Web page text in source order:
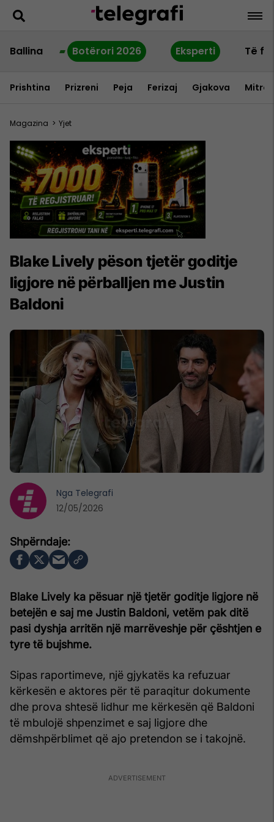
Ballina Botërori 2026 Eksperti Të
Prishtina Prizreni Peja Ferizaj Gjakova
Magazina > Yjet
Blake Lively pëson tjetër goditje
ligjore në përballjen me Justin
Baldoni
Blake Lively ka pësuar një tjetër goditje ligjore në
betejën e saj me Justin Baldoni, vetëm pak ditë
pasi dyshja arritën një marrëveshje për çështjen e
tyre të bujshme.
Sipas raportimeve, një gjykatës ka refuzuar
kërkesën e aktores për të paraqitur dokumente
dhe prova shtesë lidhur me kërkesën që Baldoni
të mbulojë shpenzimet e saj ligjore dhe
dëmshpërblimet që ajo pretendon se i takojnë.
Nga Telegrafi
12/05/2026